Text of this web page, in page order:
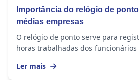
Importância do relógio de
médias empresas
O relógio de ponto serve para
horas trabalhadas dos
Ler mais